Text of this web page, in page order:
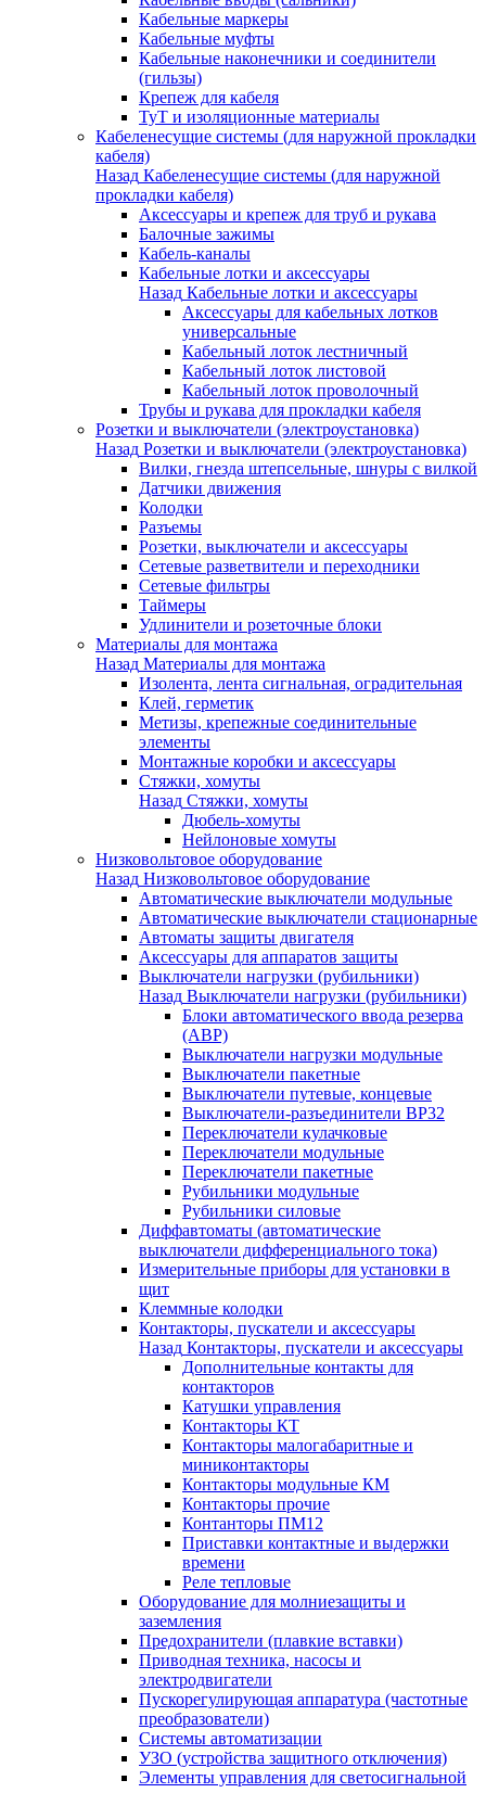
Кабельные маркеры
Кабельные муфты
Кабельные наконечники и соединители
(гильзы)
Крепеж для кабеля
ТуТ и изоляционные материалы
Кабеленесущие системы (для наружной прокладки
кабеля)
Назад Кабеленесущие системы (для наружной
прокладки кабеля)
Аксессуары и крепеж для труб и рукава
Балочные зажимы
Кабель-каналы
Кабельные лотки и аксессуары
Назад Кабельные лотки и аксессуары
Аксессуары для кабельных лотков
универсальные
Кабельный лоток лестничный
Кабельный лоток листовой
Кабельный лоток проволочный
Трубы и рукава для прокладки кабеля
Розетки и выключатели (электроустановка)
Назад Розетки и выключатели (электроустановка)
Вилки, гнезда штепсельные, шнуры с вилкой
Датчики движения
Колодки
Разъемы
Розетки, выключатели и аксессуары
Сетевые разветвители и переходники
Сетевые фильтры
Таймеры
Удлинители и розеточные блоки
Материалы для монтажа
Назад Материалы для монтажа
Изолента, лента сигнальная, оградительная
Клей, герметик
Метизы, крепежные соединительные
элементы
Монтажные коробки и аксессуары
Стяжки, хомуты
Назад Стяжки, хомуты
Дюбель-хомуты
Нейлоновые хомуты
Низковольтовое оборудование
Назад Низковольтовое оборудование
Автоматические выключатели модульные
Автоматические выключатели стационарные
Автоматы защиты двигателя
Аксессуары для аппаратов защиты
Выключатели нагрузки (рубильники)
Назад Выключатели нагрузки (рубильники)
Блоки автоматического ввода резерва
(АВР)
Выключатели нагрузки модульные
Выключатели пакетные
Выключатели путевые, концевые
Выключатели-разъединители ВР32
Переключатели кулачковые
Переключатели модульные
Переключатели пакетные
Рубильники модульные
Рубильники силовые
Диффавтоматы (автоматические
выключатели дифференциального тока)
Измерительные приборы для установки в
щит
Клеммные колодки
Контакторы, пускатели и аксессуары
Назад Контакторы, пускатели и аксессуары
Дополнительные контакты для
контакторов
Катушки управления
Контакторы КТ
Контакторы малогабаритные и
миниконтакторы
Контакторы модульные КМ
Контакторы прочие
Контанторы ПМ12
Приставки контактные и выдержки
времени
Реле тепловые
Оборудование для молниезащиты и
заземления
Предохранители (плавкие вставки)
Приводная техника, насосы и
электродвигатели
Пускорегулирующая аппаратура (частотные
преобразователи)
Системы автоматизации
УЗО (устройства защитного отключения)
Элементы управления для светосигнальной